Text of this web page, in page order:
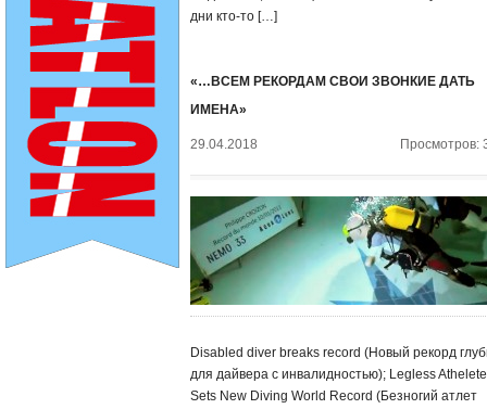
дни кто-то […]
«…ВСЕМ РЕКОРДАМ СВОИ ЗВОНКИЕ ДАТЬ
ИМЕНА»
29.04.2018 Просмотров:
Disabled diver breaks record (Новый рекорд
для дайвера с инвалидностью); Legless Athelete
Sets New Diving World Record (Безногий атлет